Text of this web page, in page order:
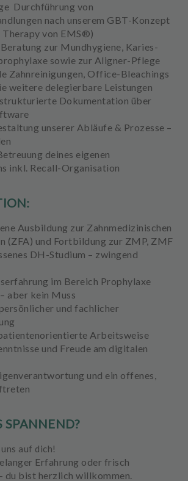
Durchführung von
nach unserem GBT-Konzept
von EMS®)
Beratung zur Mundhygiene, Karies-
sowie zur Aligner-Pflege
Zahnreinigungen, Office-Bleachings
weitere delegierbare Leistungen
Dokumentation über
unserer Abläufe & Prozesse –
deines eigenen
inkl. Recall-Organisation
Ausbildung zur Zahnmedizinischen
(ZFA) und Fortbildung zur ZMP, ZMF
DH-Studium – zwingend
im Bereich Prophylaxe
aber kein Muss
persönlicher und fachlicher
Arbeitsweise
und Freude am digitalen
und ein offenes,
SPANNEND?
auf dich!
Erfahrung oder frisch
du bist herzlich willkommen.